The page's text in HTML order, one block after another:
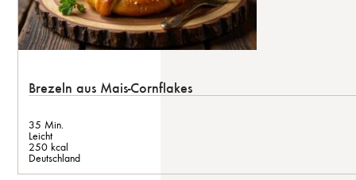
Brezeln aus Mais-Cornflakes
35 Min.
Leicht
250 kcal
Deutschland